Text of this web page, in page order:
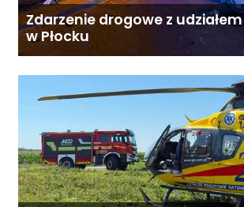
Zdarzenie drogowe z
w Płocku